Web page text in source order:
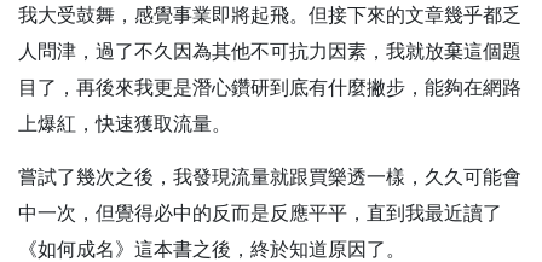
我大受鼓舞，感覺事業即將起飛。但接下來的文章幾乎都乏
人問津，過了不久因為其他不可抗力因素，我就放棄這個題
目了，再後來我更是潛心鑽研到底有什麼撇步，能夠在網路
上爆紅，快速獲取流量。
嘗試了幾次之後，我發現流量就跟買樂透一樣，久久可能會
中一次，但覺得必中的反而是反應平平，直到我最近讀了
《如何成名》這本書之後，終於知道原因了。